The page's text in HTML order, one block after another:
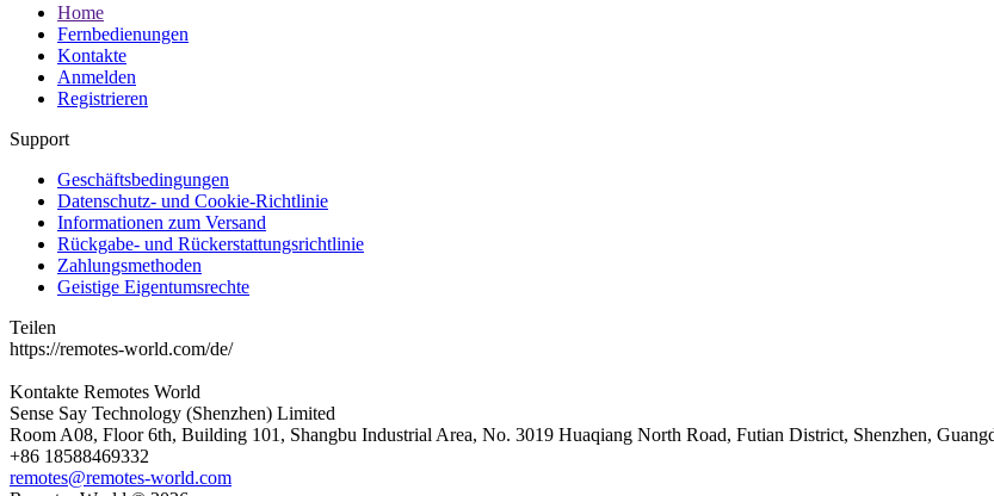
Home
Fernbedienungen
Kontakte
Anmelden
Registrieren
Support
Geschäftsbedingungen
Datenschutz- und Cookie-Richtlinie
Informationen zum Versand
Rückgabe- und Rückerstattungsrichtlinie
Zahlungsmethoden
Geistige Eigentumsrechte
Teilen
https://remotes-world.com/de/
Kontakte Remotes World
Sense Say Technology (Shenzhen) Limited
Room A08, Floor 6th, Building 101, Shangbu Industrial Area, No. 3019 Huaqiang North Road, Futian District, Shenzhen,
+86 18588469332
remotes@remotes-world.com